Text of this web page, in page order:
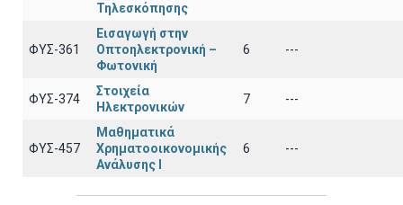
Τηλεσκόπησης
ΦΥΣ-361
Εισαγωγή στην
Οπτοηλεκτρονική –
Φωτονική
6 ---
ΦΥΣ-374
Στοιχεία
Ηλεκτρονικών
7 ---
ΦΥΣ-457
Μαθηματικά
Χρηματοοικονομικής
Ανάλυσης Ι
6 ---